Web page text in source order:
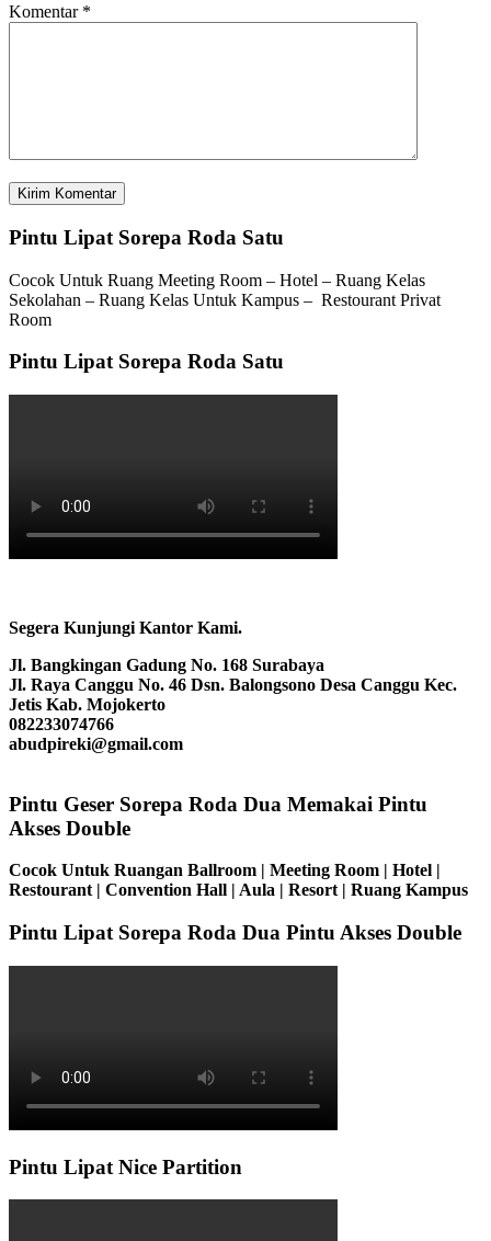
Komentar *
Pintu Lipat Sorepa Roda Satu
Cocok Untuk Ruang Meeting Room – Hotel – Ruang Kelas
Sekolahan – Ruang Kelas Untuk Kampus – Restourant Privat
Room
Pintu Lipat Sorepa Roda Satu
Segera Kunjungi Kantor Kami.
Jl. Bangkingan Gadung No. 168 Surabaya
Jl. Raya Canggu No. 46 Dsn. Balongsono Desa Canggu Kec.
Jetis Kab. Mojokerto
082233074766
abudpireki@gmail.com
Pintu Geser Sorepa Roda Dua Memakai Pintu
Akses Double
Cocok Untuk Ruangan Ballroom | Meeting Room | Hotel |
Restourant | Convention Hall | Aula | Resort | Ruang Kampus
Pintu Lipat Sorepa Roda Dua Pintu Akses Double
Pintu Lipat Nice Partition